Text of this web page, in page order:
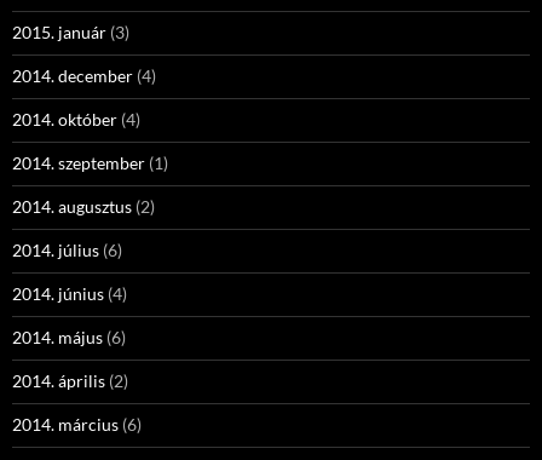
2015. január (3)
2014. december (4)
2014. október (4)
2014. szeptember (1)
2014. augusztus (2)
2014. július (6)
2014. június (4)
2014. május (6)
2014. április (2)
2014. március (6)